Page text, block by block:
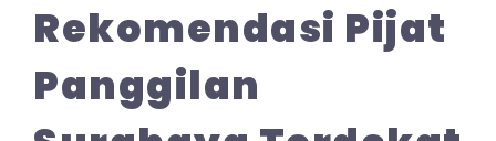
Rekomendasi Pijat
Panggilan